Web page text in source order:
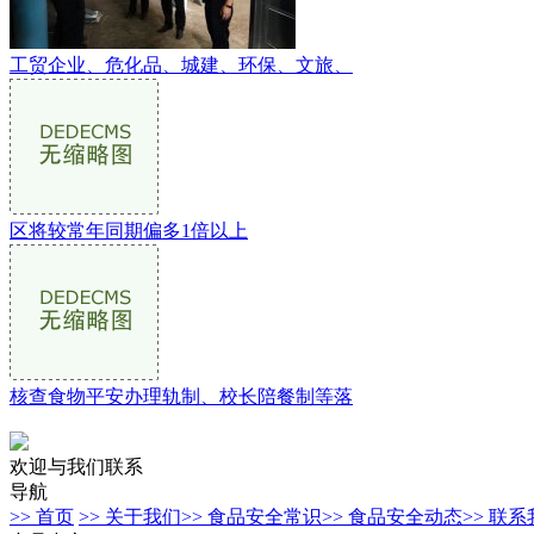
工贸企业、危化品、城建、环保、文旅、
区将较常年同期偏多1倍以上
核查食物平安办理轨制、校长陪餐制等落
欢迎与我们联系
导航
>> 首页 >> 关于我们>> 食品安全常识>> 食品安全动态>> 联系